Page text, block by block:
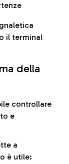
il terminal
della
controllare
e
a
è utile: